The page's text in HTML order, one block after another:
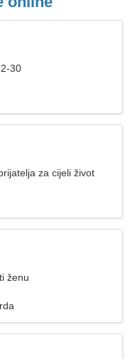
30
za cijeli život
ženu